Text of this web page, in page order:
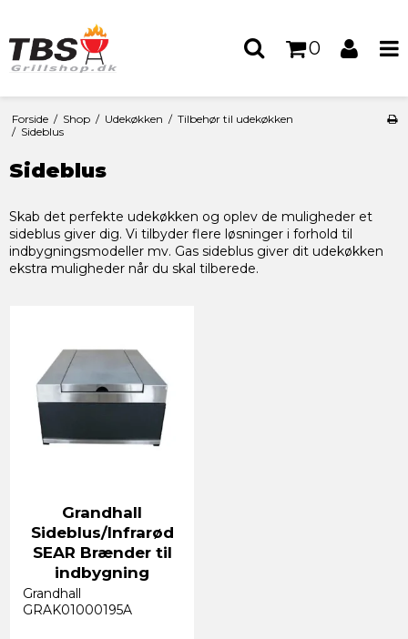
0
Forside / Shop / Udekøkken / Tilbehør til udekøkken
/ Sideblus
Sideblus
Skab det perfekte udekøkken og oplev de muligheder et
sideblus giver dig. Vi tilbyder flere løsninger i forhold til
indbygningsmodeller mv. Gas sideblus giver dit udekøkken
ekstra muligheder når du skal tilberede.
Grandhall
Sideblus/Infrarød
SEAR Brænder til
indbygning
Grandhall
GRAK01000195A